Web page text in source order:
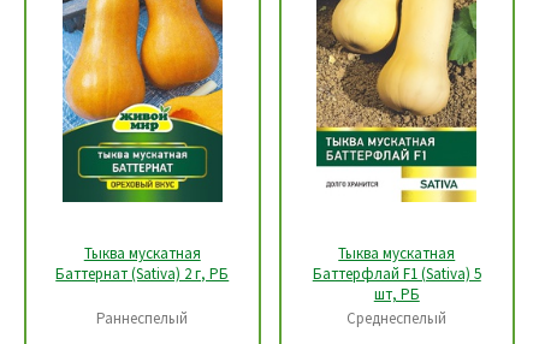
Тыква мускатная
Баттернат (Sativa) 2 г, РБ
Раннеспелый
Тыква мускатная
Баттерфлай F1 (Sativa) 5
шт, РБ
Среднеспелый